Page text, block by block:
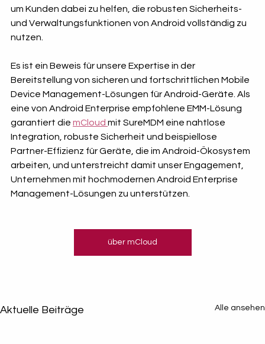
um Kunden dabei zu helfen, die robusten Sicherheits-
und Verwaltungsfunktionen von Android vollständig zu
nutzen.
Es ist ein Beweis für unsere Expertise in der
Bereitstellung von sicheren und fortschrittlichen Mobile
Device Management-Lösungen für Android-Geräte. Als
eine von Android Enterprise empfohlene EMM-Lösung
garantiert die mCloud mit SureMDM eine nahtlose
Integration, robuste Sicherheit und beispiellose
Partner-Effizienz für Geräte, die im Android-Ökosystem
arbeiten, und unterstreicht damit unser Engagement,
Unternehmen mit hochmodernen Android Enterprise
Management-Lösungen zu unterstützen.
über mCloud
Aktuelle Beiträge Alle ansehen